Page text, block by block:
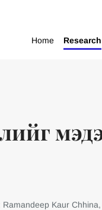
Home Research
Ramandeep Kaur Chhina,